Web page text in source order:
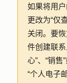
如果将用户
更改为“仅
关闭。要
件创建联
心”、“销售
“个人电子